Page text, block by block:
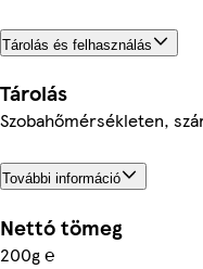
Tárolás és felhasználás
Tárolás
Szobahőmérsékleten,
További információ
Nettó tömeg
200g ℮